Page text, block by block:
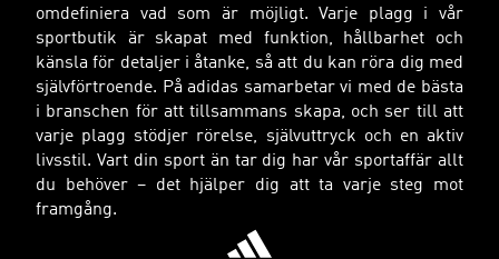
omdefiniera vad som är möjligt. Varje plagg i vår
sportbutik är skapat med funktion, hållbarhet och
känsla för detaljer i åtanke, så att du kan röra dig med
självförtroende. På adidas samarbetar vi med de bästa
i branschen för att tillsammans skapa, och ser till att
varje plagg stödjer rörelse, självuttryck och en aktiv
livsstil. Vart din sport än tar dig har vår sportaffär allt
du behöver – det hjälper dig att ta varje steg mot
framgång.